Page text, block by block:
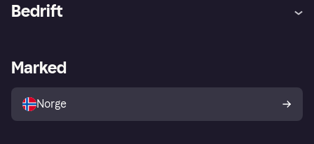
Utforsk butikker
Bedrift
Merchant portal
Marked
Norge